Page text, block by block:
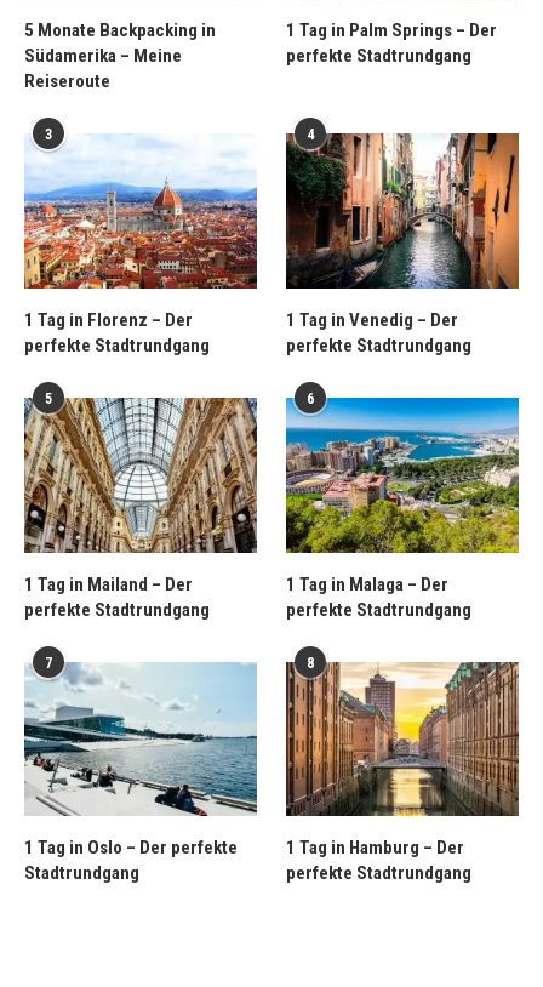
5 Monate Backpacking in
Südamerika – Meine
Reiseroute
1 Tag in Palm Springs – Der
perfekte Stadtrundgang
3
1 Tag in Florenz – Der
perfekte Stadtrundgang
4
1 Tag in Venedig – Der
perfekte Stadtrundgang
5
1 Tag in Mailand – Der
perfekte Stadtrundgang
6
1 Tag in Malaga – Der
perfekte Stadtrundgang
7
1 Tag in Oslo – Der perfekte
Stadtrundgang
8
1 Tag in Hamburg – Der
perfekte Stadtrundgang